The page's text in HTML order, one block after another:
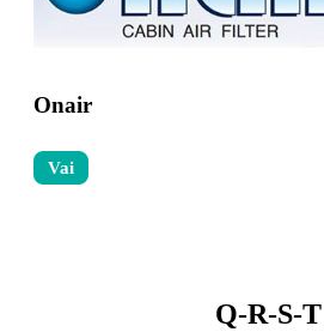
Onair
Vai
Q-R-S-T